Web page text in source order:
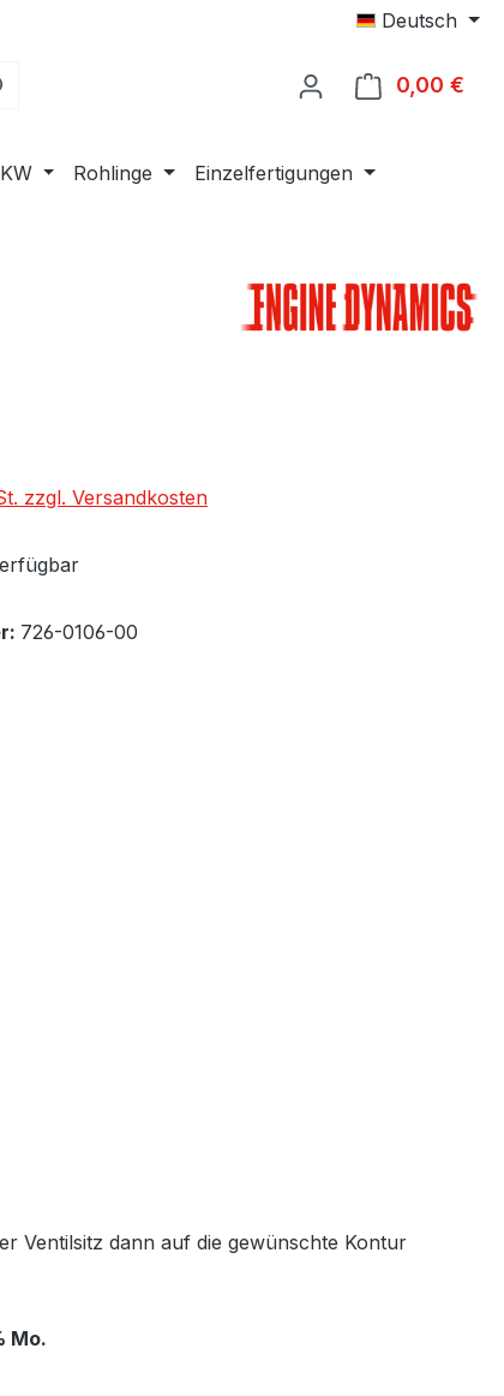
Deutsch
0,00 €
Rohlinge Einzelfertigungen
zzgl. Versandkosten
726-0106-00
Ventilsitz dann auf die gewünschte Kontur
Mo.